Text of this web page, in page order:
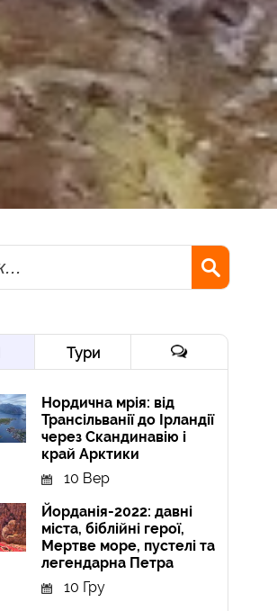
Тури
Нордична мрія: від
Трансільванії до Ірландії
через Скандинавію і
край Арктики
10 Вер
Йорданія-2022: давні
міста, біблійні герої,
Мертве море, пустелі та
легендарна Петра
10 Гру